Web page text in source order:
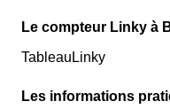
Le compteur Linky à
TableauLinky
Les informations